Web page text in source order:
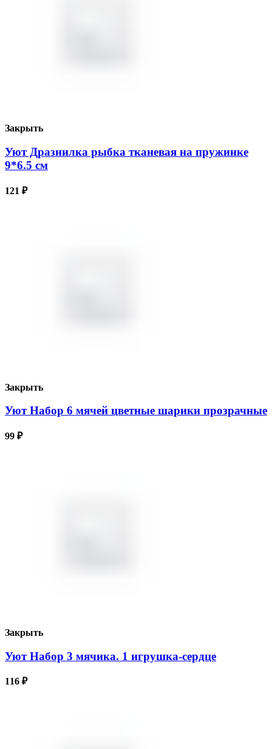
Закрыть
Уют Дразнилка рыбка тканевая на пружинке
9*6.5 см
121 ₽
Закрыть
Уют Набор 6 мячей цветные шарики прозрачные
99 ₽
Закрыть
Уют Набор 3 мячика. 1 игрушка-сердце
116 ₽